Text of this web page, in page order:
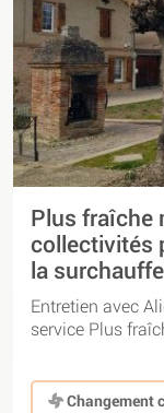
Plus fraîche
collectivités
la
Entretien avec
service Plus
Changement